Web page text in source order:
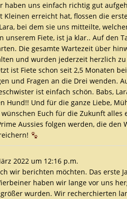
haben uns einfach richtig gut
Kleinen erreicht hat, flossen die
bei dem sie uns mitteilte,
unserem Fiete, ist ja klar.. Auf den
Die gesamte Wartezeit über
und wurden jederzeit herzlich
ist Fiete schon seit 2,5 Monaten
und Fragen an die Drei wenden.
ist einfach schön. Babs,
Hund!! Und für die ganze Liebe,
Euch für die Zukunft alles
Aussies folgen werden, die den
2022 um 12:16 p.m.
wir berichten möchten. Das erste
haben wir lange vor uns
wurden. Wir recherchierten